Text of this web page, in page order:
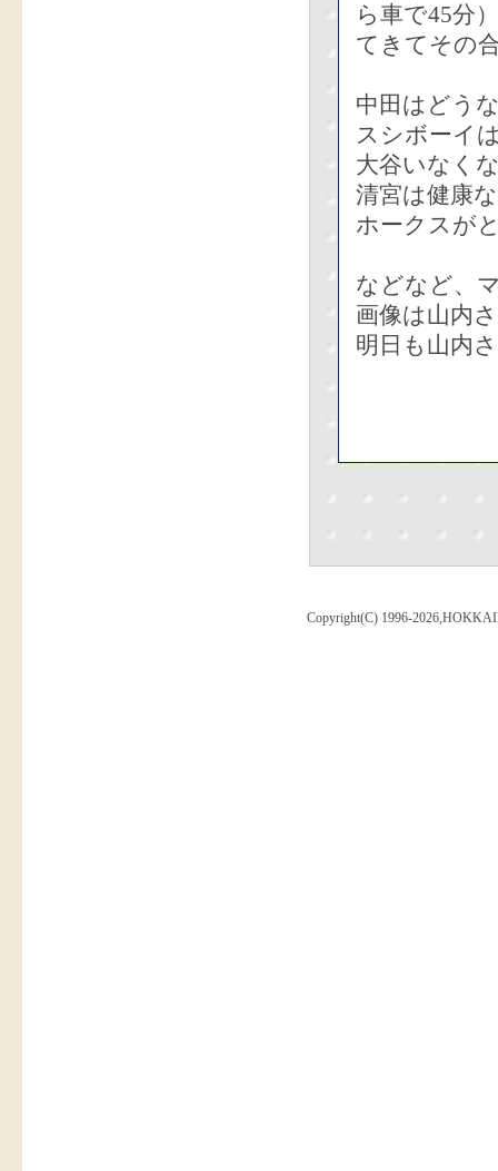
ら車で45分
てきてその
中田はどう
スシボーイ
大谷いなく
清宮は健康
ホークスが
などなど、
画像は山内
明日も山内
Copyright(C) 1996-